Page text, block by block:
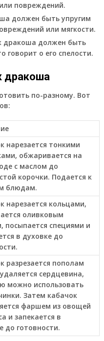
повреждений.
должен быть упругим
или мягкости.
дракоша должен быть
говорит о его спелости.
дракоша
по-разному. Вот
нарезается тонкими
обжаривается на
с маслом до
корочки. Подается к
блюдам.
нарезается кольцами,
оливковым
посыпается специями и
в духовке до
разрезается пополам
сердцевина,
можно использовать
Затем кабачок
фаршем из овощей
и запекается в
до готовности.